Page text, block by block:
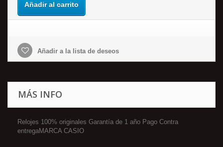
Añadir al carrito
Añadir a la lista de deseos
MÁS INFO
Relojes 100% originales Garantía de 1 año Pago Contra
entregaMARCA CASIO